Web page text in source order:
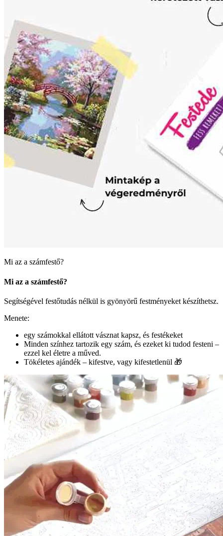
Mi az a számfestő?
Mi az a számfestő?
Segítségével festőtudás nélkül is gyönyörű festményeket készíthetsz.
Menete:
egy számokkal ellátott vásznat kapsz, és festékeket
Minden színhez tartozik egy szám, és ezeket ki tudod festeni –
ezzel kel életre a műved.
Tökéletes ajándék – kifestve, vagy kifestetlenül 🎁